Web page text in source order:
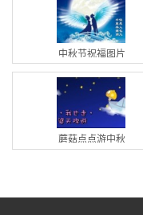
中秋节祝福图片
蘑菇点点游中秋